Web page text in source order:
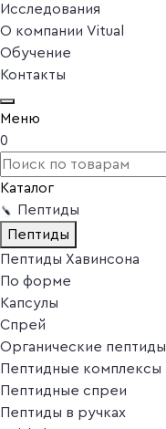
Исследования
О компании Vitual
Обучение
Контакты
Меню
0
Каталог
Пептиды
Пептиды
Пептиды Хавинсона
По форме
Капсулы
Спрей
Органические пептиды
Пептидные комплексы
Пептидные спреи
Пептиды в ручках